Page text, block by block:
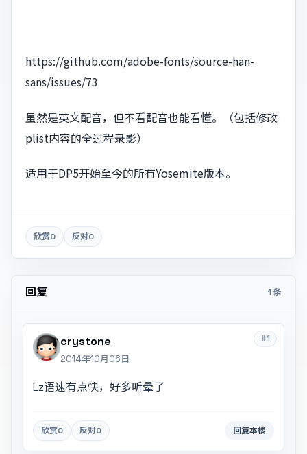
https://github.com/adobe-fonts/source-han-
sans/issues/73
虽然是英文配音，但不看配音也能看懂。（包括修改
plist内容的全过程录影）
适用于DP5开始至今的所有Yosemite版本。
欣赏0 反对0
回复 1 条
#1
crystone
2014年10月06日
Lz语速有点快，好多听晕了
欣赏0 反对0 回复本楼